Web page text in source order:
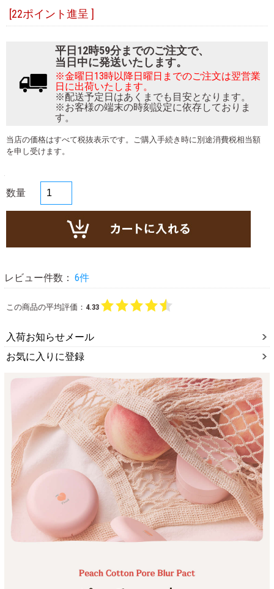
[22ポイント進呈 ]
平日12時59分までのご注文で、
当日中に発送いたします。
※金曜日13時以降日曜日までのご注文は翌営業
日に出荷いたします。
※配送予定日はあくまでも目安となります。
※お客様の端末の時刻設定に依存しておりま
す。
当店の価格はすべて税抜表示です。ご購入手続き時に別途消費税相当額
を申し受けます。
数量
レビュー件数： 6件
この商品の平均評価： 4.33
入荷お知らせメール
お気に入りに登録